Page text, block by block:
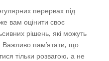
перервах під
вам оцінити своє
рішень, які можуть
Важливо пам’ятати, що
тільки розвагою, а не